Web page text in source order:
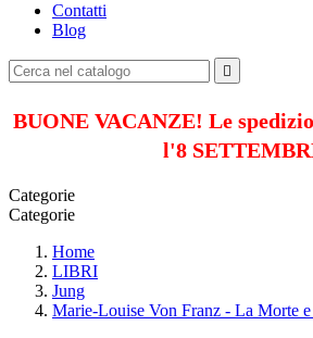
Contatti
Blog

BUONE VACANZE! Le
l'8
Categorie
Categorie
Home
LIBRI
Jung
Marie-Louise Von Franz - La Morte